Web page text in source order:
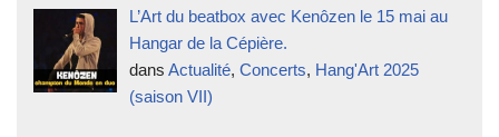
L’Art du beatbox avec Kenôzen le 15 mai au
Hangar de la Cépière.
dansActualité,Concerts, Hang'Art 2025
(saison VII)